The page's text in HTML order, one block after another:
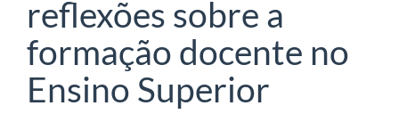
reflexões sobre a
formação docente no
Ensino Superior